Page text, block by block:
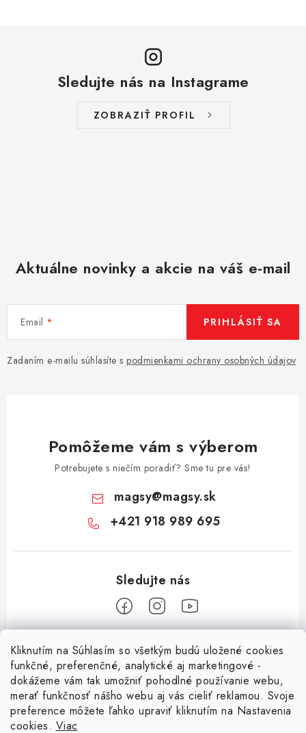
Kliknutím na Súhlasím so všetkým budú uložené cookies
funkčné, preferenčné, analytické aj marketingové -
dokážeme vám tak umožniť pohodlné používanie webu,
merať funkčnosť nášho webu aj vás cieliť reklamou. Svoje
preference môžete ľahko upraviť kliknutím na Nastavenia
cookies. Viac
Sledujte nás na Instagrame
ZOBRAZIŤ PROFIL
Aktuálne novinky a akcie na váš e-mail
Email
Zadaním e-mailu súhlasíte s podmienkami ochrany osobných údajov
PRIHLÁSIŤ SA
Pomôžeme vám s výberom
Potrebujete s niečím poradiť? Sme tu pre vás!
magsy@magsy.sk
+421 918 989 695
Informácie pre vás
O nás
Obchodné podmienky
Facebook